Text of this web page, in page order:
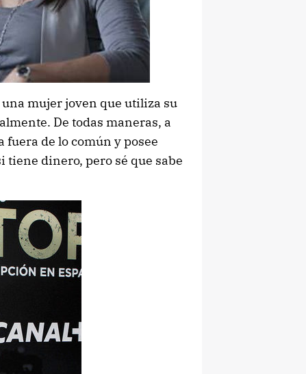
una mujer joven que utiliza su
De todas maneras, a
de lo común y posee
tiene dinero, pero sé que sabe